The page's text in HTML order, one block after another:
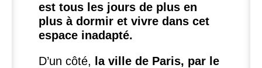
est tous les jours de plus en
plus à dormir et vivre dans cet
espace inadapté.
D’un côté,
la ville de Paris, par le